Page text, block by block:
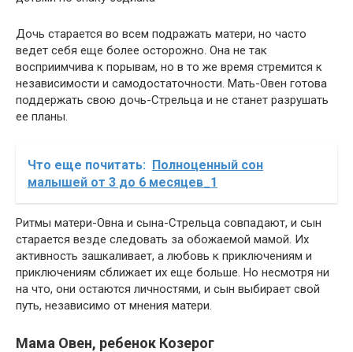
Дочь старается во всем подражать матери, но часто
ведет себя еще более осторожно. Она не так
восприимчива к порывам, но в то же время стремится к
независимости и самодостаточности. Мать-Овен готова
поддержать свою дочь-Стрельца и не станет разрушать
ее планы.
Что еще почитать: Полноценный сон
малышей от 3 до 6 месяцев_1
Ритмы матери-Овна и сына-Стрельца совпадают, и сын
старается везде следовать за обожаемой мамой. Их
активность зашкаливает, а любовь к приключениям и
приключениям сближает их еще больше. Но несмотря ни
на что, они остаются личностями, и сын выбирает свой
путь, независимо от мнения матери.
Мама Овен, ребенок Козерог